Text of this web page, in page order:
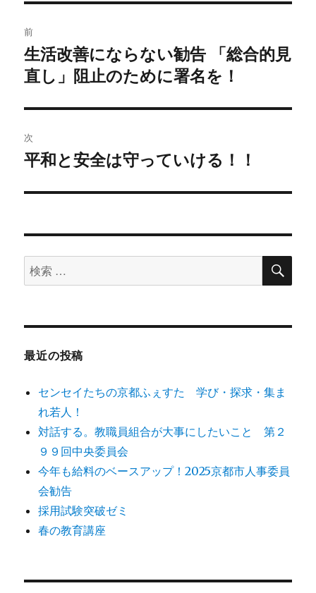
稿
ナ
ビ
ゲ
ー
シ
ン
前
過
去
投
稿:
生活改善にならない勧告 「総合的見
直し」阻止のために署名を！
次
次
投
平和と安全は守っていける！！
検
索
象:
検
最近の投稿
センセイたちの京都ふぇすた 学び・探求・集ま
れ若人！
対話する。教職員組合が大事にしたいこと 第２
９９回中央委員会
今年も給料のベースアップ！2025京都市人事委員
会勧告
採用試験突破ゼミ
春の教育講座